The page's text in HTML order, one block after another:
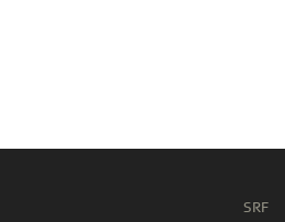
SRF